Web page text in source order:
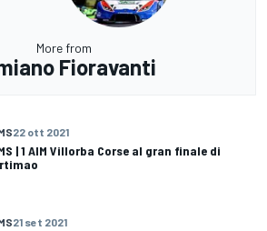
More from
Fioravanti
22 ott 2021
| 1 AIM Villorba Corse al gran finale di
21 set 2021